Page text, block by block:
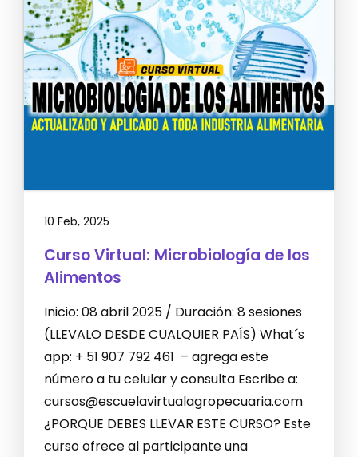
10 Feb, 2025
Curso Virtual: Microbiología de los
Alimentos
Inicio: 08 abril 2025 / Duración: 8 sesiones
(LLEVALO DESDE CUALQUIER PAÍS) What´s
app: + 51 907 792 461 – agrega este
número a tu celular y consulta Escribe a:
cursos@escuelavirtualagropecuaria.com
¿PORQUE DEBES LLEVAR ESTE CURSO? Este
curso ofrece al participante una